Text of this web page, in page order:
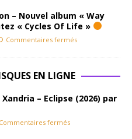
– Nouvel album « Way
« Cycles Of Life »
Commentaires fermés
EN LIGNE
– Eclipse (2026) par
Commentaires fermés